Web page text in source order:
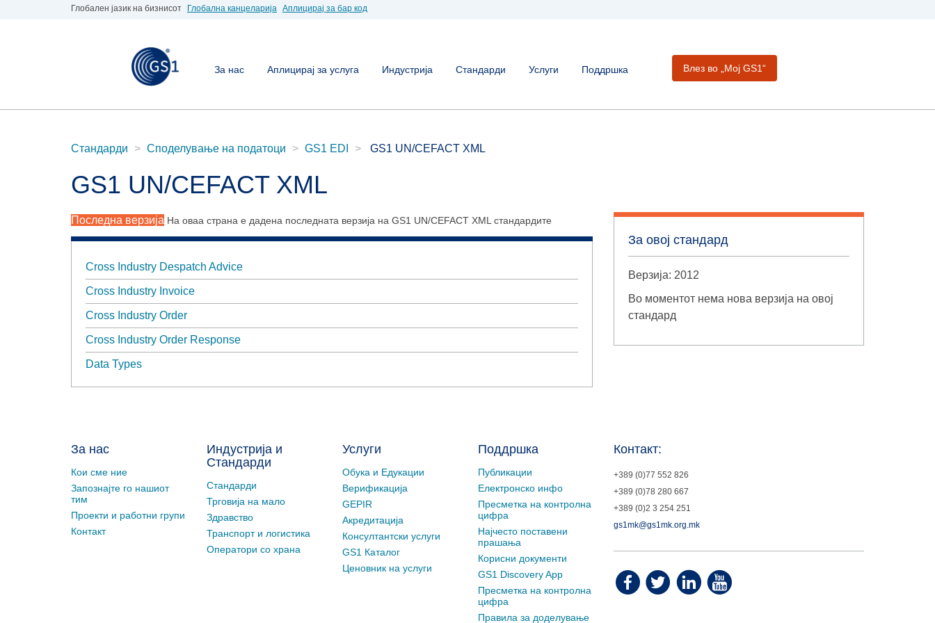
Глобален јазик на бизнисот Глобална канцеларија Аплицирај за бар код
За нас Аплицирај за услуга Индустрија Стандарди Услуги Поддршка Влез во „Moj GS1“
Стандарди Споделување на податоци GS1 EDI GS1 UN/CEFACT XML
GS1 UN/CEFACT XML
Последна верзија На оваа страна е дадена последната верзија на GS1 UN/CEFACT XML стандардите
Cross Industry Despatch Advice
Cross Industry Invoice
Cross Industry Order
Cross Industry Order Response
Data Types
За овој стандард
Верзија: 2012
Во моментот нема нова верзија на овој
стандард
За нас
Кои сме ние
Запознајте го нашиот
тим
Проекти и работни групи
Контакт
Индустрија и
Стандарди
Стандарди
Трговија на мало
Здравство
Транспорт и логистика
Оператори со храна
Услуги
Обука и Едукации
Верификација
GEPIR
Акредитација
Консултантски услуги
GS1 Каталог
Ценовник на услуги
Поддршка
Публикации
Електронско инфо
Пресметка на контролна
цифра
Најчесто поставени
прашања
Корисни документи
GS1 Discovery App
Пресметка на контролна
цифра
Правила за доделување
Контакт:
+389 (0)77 552 826
+389 (0)78 280 667
+389 (0)2 3 254 251
gs1mk@gs1mk.org.mk